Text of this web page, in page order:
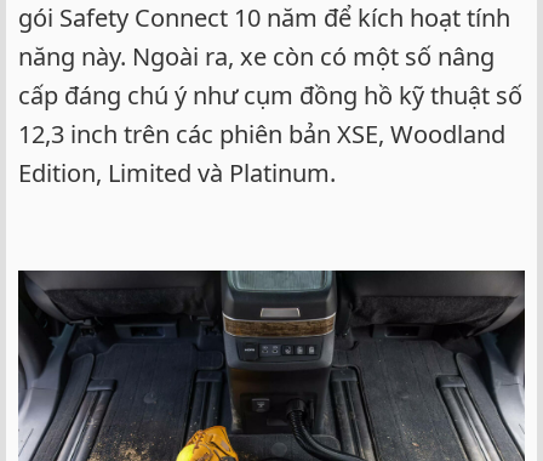
gói Safety Connect 10 năm để kích hoạt tính
năng này. Ngoài ra, xe còn có một số nâng
cấp đáng chú ý như cụm đồng hồ kỹ thuật số
12,3 inch trên các phiên bản XSE, Woodland
Edition, Limited và Platinum.